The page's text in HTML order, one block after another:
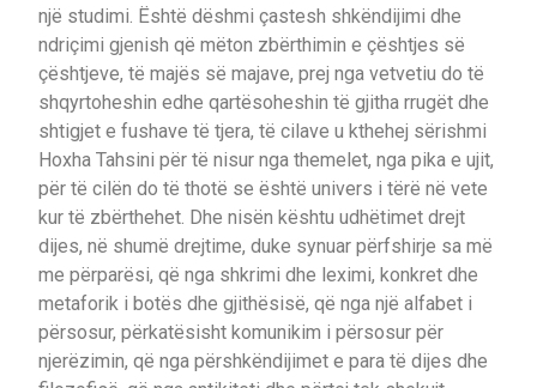
një studimi. Është dëshmi çastesh shkëndijimi dhe
ndriçimi gjenish që mëton zbërthimin e çështjes së
çështjeve, të majës së majave, prej nga vetvetiu do të
shqyrtoheshin edhe qartësoheshin të gjitha rrugët dhe
shtigjet e fushave të tjera, të cilave u kthehej sërishmi
Hoxha Tahsini për të nisur nga themelet, nga pika e ujit,
për të cilën do të thotë se është univers i tërë në vete
kur të zbërthehet. Dhe nisën kështu udhëtimet drejt
dijes, në shumë drejtime, duke synuar përfshirje sa më
me përparësi, që nga shkrimi dhe leximi, konkret dhe
metaforik i botës dhe gjithësisë, që nga një alfabet i
përsosur, përkatësisht komunikim i përsosur për
njerëzimin, që nga përshkëndijimet e para të dijes dhe